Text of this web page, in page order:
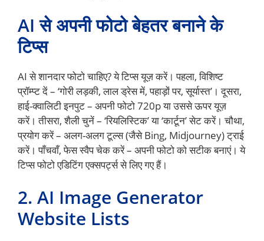
AI से अपनी फोटो बेहतर बनाने के
टिप्स
AI से शानदार फोटो चाहिए? ये टिप्स यूज़ करें। पहला, विशिष्ट
प्रॉम्प्ट दें – ‘गोरी लड़की, लाल ड्रेस में, पहाड़ों पर, सूर्यास्त’। दूसरा,
हाई-क्वालिटी इनपुट – अपनी फोटो 720p या उससे ऊपर यूज़
करें। तीसरा, शैली चुनें – ‘रियलिस्टिक’ या ‘कार्टून’ सेट करें। चौथा,
प्रयोग करें – अलग-अलग टूल्स (जैसे Bing, Midjourney) ट्राई
करें। पाँचवाँ, फेस स्वैप चेक करें – अपनी फोटो को सटीक बनाएं। ये
टिप्स फोटो एडिटिंग एक्सपर्ट्स से लिए गए हैं।
2. AI Image Generator
Website Lists